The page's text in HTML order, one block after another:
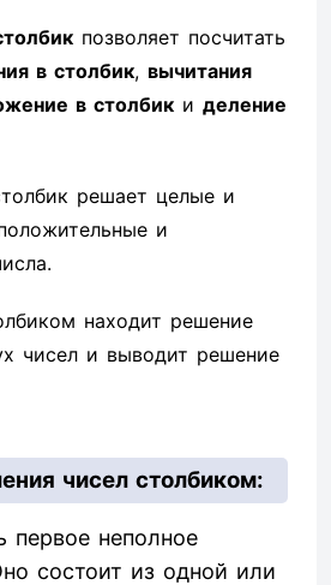
позволяет посчитать
в столбик, вычитания
в столбик и деление
решает целые и
и
находит решение
чисел и выводит решение
чисел столбиком:
первое неполное
состоит из одной или